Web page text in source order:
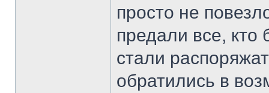
просто не
предали все, кто
стали
обратились в